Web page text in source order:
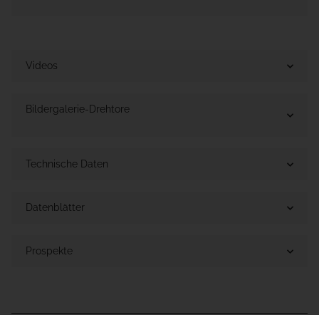
Videos
Bildergalerie-Drehtore
Technische Daten
Datenblätter
Prospekte